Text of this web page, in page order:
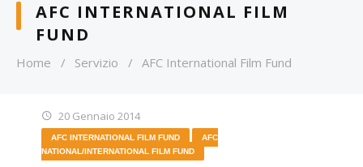
AFC INTERNATIONAL FILM
FUND
Home / Servizio / AFC International Film Fund
20 Gennaio 2014
AFC INTERNATIONAL FILM FUND
AFC
NATIONAL/INTERNATIONAL FILM FUND